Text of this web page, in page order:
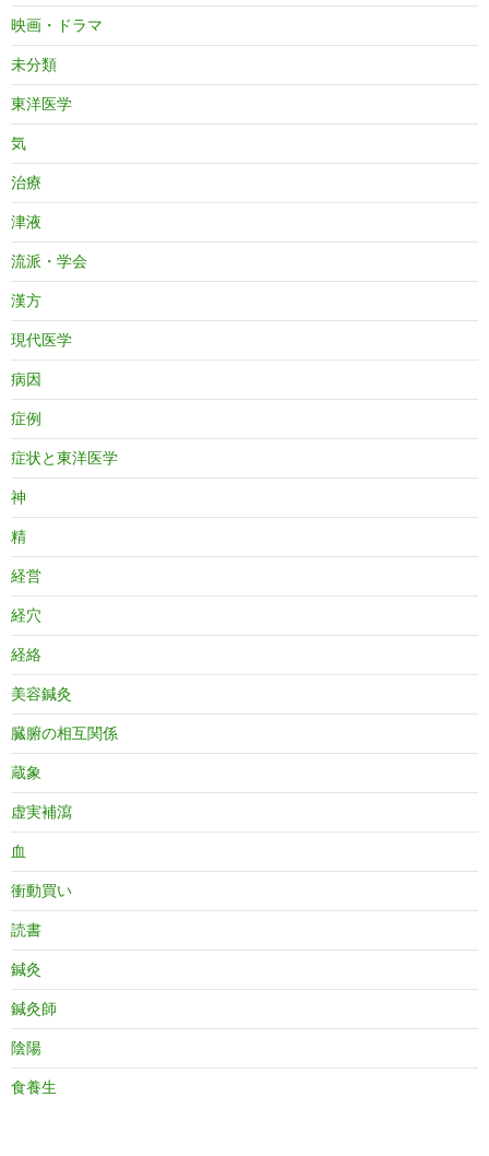
映画・ドラマ
未分類
東洋医学
気
治療
津液
流派・学会
漢方
現代医学
病因
症例
症状と東洋医学
神
精
経営
経穴
経絡
美容鍼灸
臓腑の相互関係
蔵象
虚実補瀉
血
衝動買い
読書
鍼灸
鍼灸師
陰陽
食養生